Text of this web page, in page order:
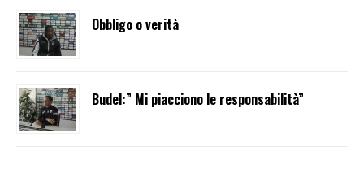
Obbligo o verità
Budel:” Mi piacciono le responsabilità”